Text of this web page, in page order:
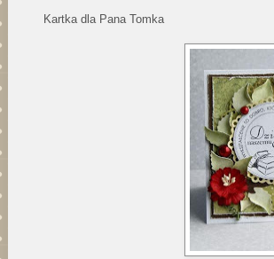
Kartka dla Pana Tomka